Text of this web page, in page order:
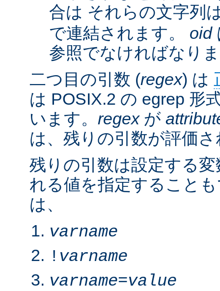
合は それらの文字列
で連結されます。 oid
参照でなければなり
二つ目の引数 (regex) は
は POSIX.2 の egrep 形
います。 regexが
は、残りの引数が評価
残りの引数は設定する
れる値を指定すること
は、
varname
! varname
varname=value